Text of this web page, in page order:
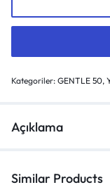
Kategoriler: GENTLE 50,
Açıklama
Similar Products